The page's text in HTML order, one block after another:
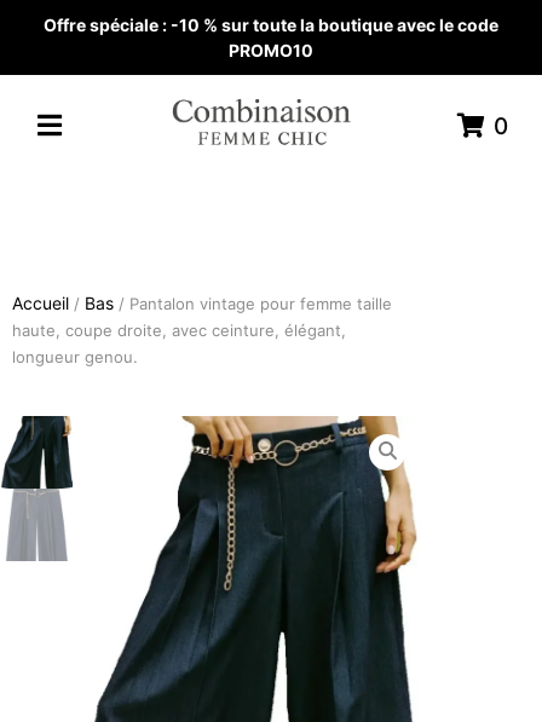
Offre spéciale : -10 % sur toute la boutique avec le code
PROMO10
0
Accueil / Bas / Pantalon vintage pour femme taille
haute, coupe droite, avec ceinture, élégant,
longueur genou.